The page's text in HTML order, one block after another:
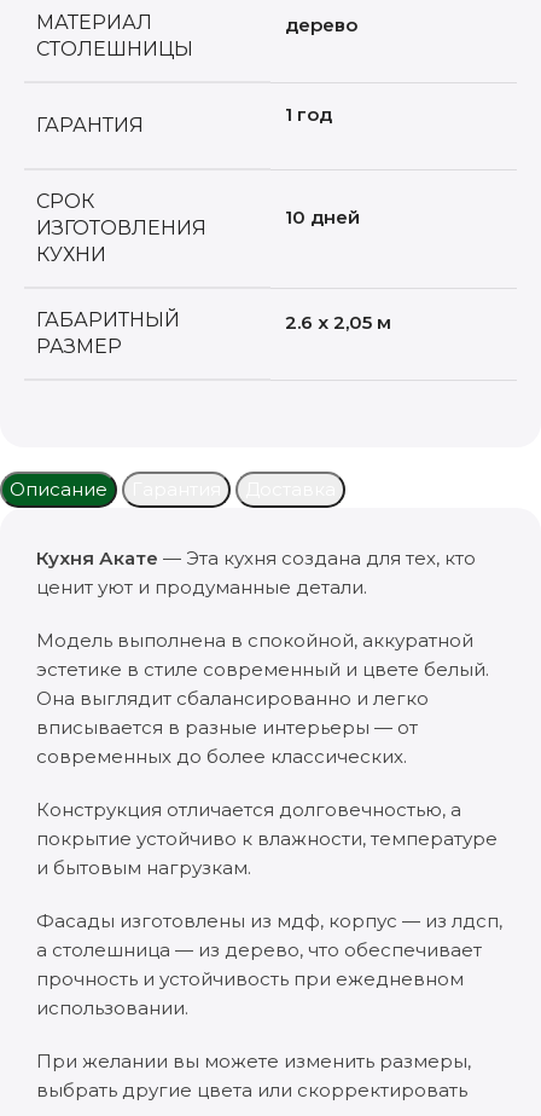
МАТЕРИАЛ
СТОЛЕШНИЦЫ
дерево
ГАРАНТИЯ 1 год
СРОК
ИЗГОТОВЛЕНИЯ
КУХНИ
10 дней
ГАБАРИТНЫЙ
РАЗМЕР
2.6 x 2,05 м
Описание
Кухня Акате — Эта кухня создана для тех, кто
ценит уют и продуманные детали.
Модель выполнена в спокойной, аккуратной
эстетике в стиле современный и цвете белый.
Она выглядит сбалансированно и легко
вписывается в разные интерьеры — от
современных до более классических.
Конструкция отличается долговечностью, а
покрытие устойчиво к влажности, температуре
и бытовым нагрузкам.
Фасады изготовлены из мдф, корпус — из лдсп,
а столешница — из дерево, что обеспечивает
прочность и устойчивость при ежедневном
использовании.
При желании вы можете изменить размеры,
выбрать другие цвета или скорректировать